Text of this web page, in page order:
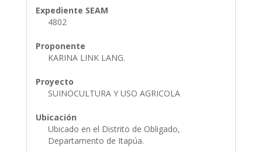
Expediente SEAM
4802
Proponente
KARINA LINK LANG.
Proyecto
SUINOCULTURA Y USO AGRICOLA
Ubicación
Ubicado en el Distrito de Obligado,
Departamento de Itapúa.